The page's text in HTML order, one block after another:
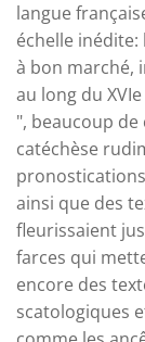
langue
échelle inédite:
à bon marché,
au long du
", beaucoup
catéchèse
ainsi que des
fleurissaient
farces qui
encore des
scatologiques